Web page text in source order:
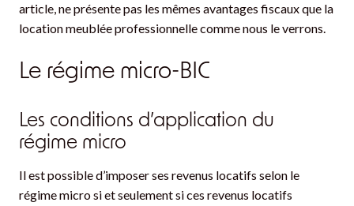
article, ne présente pas les mêmes avantages fiscaux que la
location meublée professionnelle comme nous le verrons.
Le régime micro-BIC
Les conditions d’application du
régime micro
Il est possible d’imposer ses revenus locatifs selon le
régime micro si et seulement si ces revenus locatifs